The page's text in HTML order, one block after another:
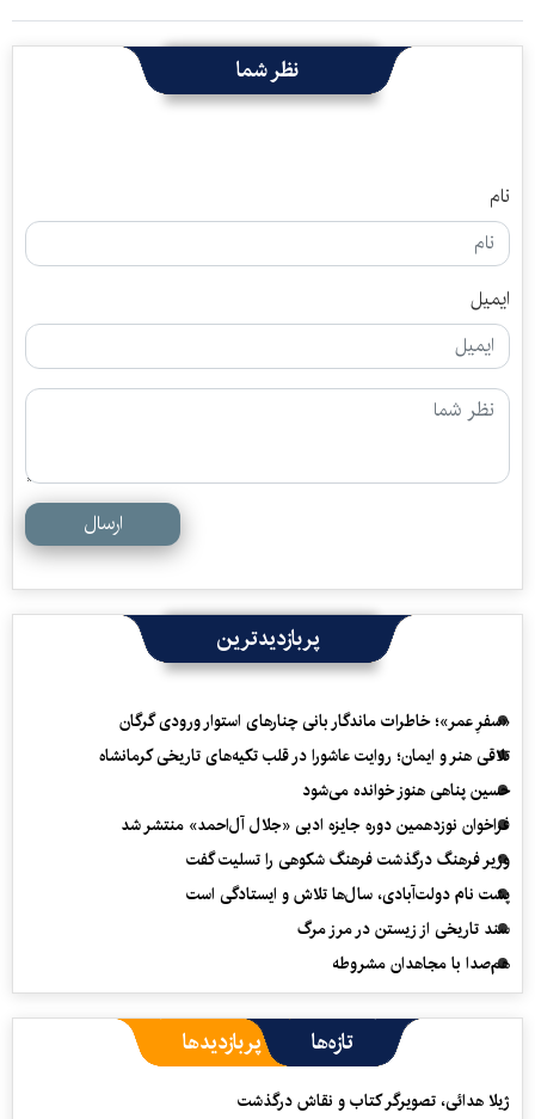
نظر شما
نام
ایمیل
ارسال
پربازدیدترین
«سفرِ عمر»؛ خاطرات ماندگار بانی چنارهای استوار ورودی گرگان
تلاقی هنر و ایمان؛ روایت عاشورا در قلب تکیه‌های تاریخی کرمانشاه
حسین پناهی هنوز خوانده می‌شود
فراخوان نوزدهمین دوره جایزه ادبی «جلال آل‌احمد» منتشر شد
وزیر فرهنگ درگذشت فرهنگ شکوهی را تسلیت گفت
پشت نام دولت‌آبادی، سال‌ها تلاش و ایستادگی است
سند تاریخی از زیستن در مرز مرگ
هم‌صدا با مجاهدان مشروطه
تازه‌ها پربازدیدها
ژیلا هدائی، تصویرگر کتاب و نقاش درگذشت